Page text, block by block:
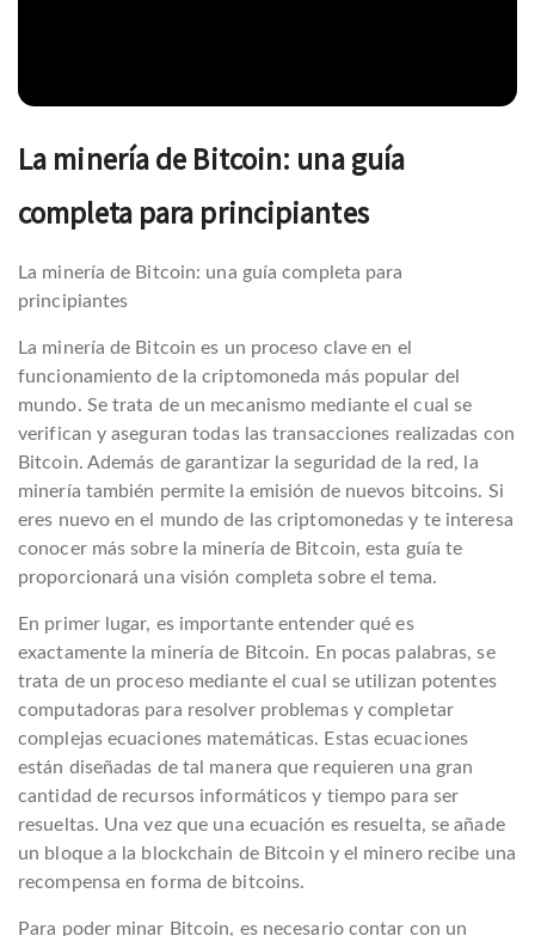
La minería de Bitcoin: una guía
completa para principiantes
La minería de Bitcoin: una guía completa para
principiantes
La minería de Bitcoin es un proceso clave en el
funcionamiento de la criptomoneda más popular del
mundo. Se trata de un mecanismo mediante el cual se
verifican y aseguran todas las transacciones realizadas con
Bitcoin. Además de garantizar la seguridad de la red, la
minería también permite la emisión de nuevos bitcoins. Si
eres nuevo en el mundo de las criptomonedas y te interesa
conocer más sobre la minería de Bitcoin, esta guía te
proporcionará una visión completa sobre el tema.
En primer lugar, es importante entender qué es
exactamente la minería de Bitcoin. En pocas palabras, se
trata de un proceso mediante el cual se utilizan potentes
computadoras para resolver problemas y completar
complejas ecuaciones matemáticas. Estas ecuaciones
están diseñadas de tal manera que requieren una gran
cantidad de recursos informáticos y tiempo para ser
resueltas. Una vez que una ecuación es resuelta, se añade
un bloque a la blockchain de Bitcoin y el minero recibe una
recompensa en forma de bitcoins.
Para poder minar Bitcoin, es necesario contar con un